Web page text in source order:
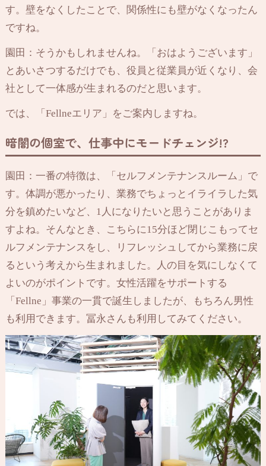
す。壁をなくしたことで、関係性にも壁がなくなったん
ですね。
園田：そうかもしれませんね。「おはようございます」
とあいさつするだけでも、役員と従業員が近くなり、会
社として一体感が生まれるのだと思います。
では、「Fellneエリア」をご案内しますね。
暗闇の個室で、仕事中にモードチェンジ!?
園田：一番の特徴は、「セルフメンテナンスルーム」で
す。体調が悪かったり、業務でちょっとイライラした気
分を鎮めたいなど、1人になりたいと思うことがありま
すよね。そんなとき、こちらに15分ほど閉じこもってセ
ルフメンテナンスをし、リフレッシュしてから業務に戻
るという考えから生まれました。人の目を気にしなくて
よいのがポイントです。女性活躍をサポートする
「Fellne」事業の一貫で誕生しましたが、もちろん男性
も利用できます。冨永さんも利用してみてください。